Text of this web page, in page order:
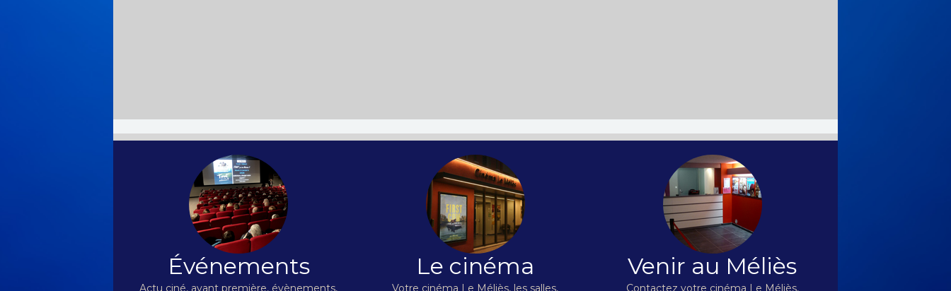
Événements
Actu ciné, avant première, évènements,
Le cinéma
Votre cinéma Le Méliès, les salles,
Venir au Méliès
Contactez votre cinéma Le Méliès,